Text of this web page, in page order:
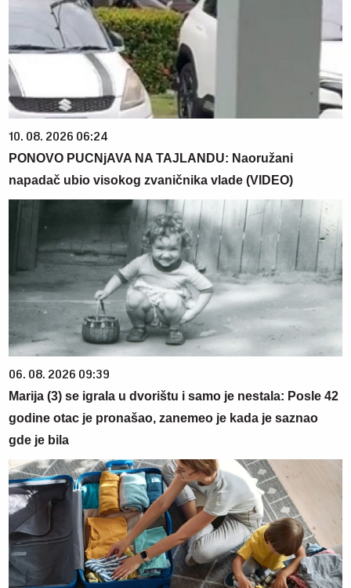
10. 08. 2026 06:24
PONOVO PUCNjAVA NA TAJLANDU: Naoružani
napadač ubio visokog zvaničnika vlade (VIDEO)
06. 08. 2026 09:39
Marija (3) se igrala u dvorištu i samo je nestala: Posle 42
godine otac je pronašao, zanemeo je kada je saznao
gde je bila